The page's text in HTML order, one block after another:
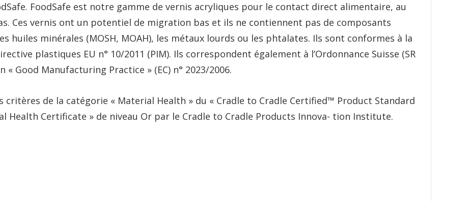
FoodSafe est notre gamme de vernis acryliques pour le contact direct alimentaire, au
Ces vernis ont un potentiel de migration bas et ils ne contiennent pas de composants
huiles minérales (MOSH, MOAH), les métaux lourds ou les phtalates. Ils sont conformes à la
plastiques EU n° 10/2011 (PIM). Ils correspondent également à l’Ordonnance Suisse (SR
« Good Manufacturing Practice » (EC) n° 2023/2006.
critères de la catégorie « Material Health » du « Cradle to Cradle Certified™ Product Standard
Health Certificate » de niveau Or par le Cradle to Cradle Products Innova- tion Institute.